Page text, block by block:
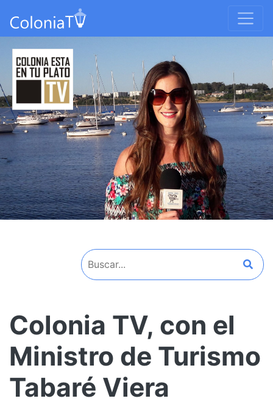
Colonia TV, con el
Ministro de Turismo
Tabaré Viera